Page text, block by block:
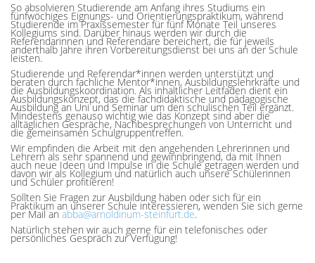
So absolvieren Studierende am Anfang ihres Studiums ein
fünfwöchiges Eignungs- und Orientierungspraktikum, während
Studierende im Praxissemester für fünf Monate Teil unseres
Kollegiums sind. Darüber hinaus werden wir durch die
Referendarinnen und Referendare bereichert, die für jeweils
anderthalb Jahre ihren Vorbereitungsdienst bei uns an der Schule
leisten.
Studierende und Referendar*innen werden unterstützt und
beraten durch fachliche Mentor*innen, Ausbildungslehrkräfte und
die Ausbildungskoordination. Als inhaltlicher Leitfaden dient ein
Ausbildungskonzept, das die fachdidaktische und pädagogische
Ausbildung an Uni und Seminar um den schulischen Teil ergänzt.
Mindestens genauso wichtig wie das Konzept sind aber die
alltäglichen Gespräche, Nachbesprechungen von Unterricht und
die gemeinsamen Schulgruppentreffen.
Wir empfinden die Arbeit mit den angehenden Lehrerinnen und
Lehrern als sehr spannend und gewinnbringend, da mit Ihnen
auch neue Ideen und Impulse in die Schule getragen werden und
davon wir als Kollegium und natürlich auch unsere Schülerinnen
und Schüler profitieren!
Sollten Sie Fragen zur Ausbildung haben oder sich für ein
Praktikum an unserer Schule interessieren, wenden Sie sich gerne
per Mail anabba@arnoldinum-steinfurt.de.
Natürlich stehen wir auch gerne für ein telefonisches oder
persönliches Gespräch zur Verfügung!